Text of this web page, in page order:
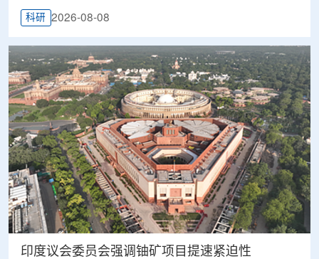
科研 2026-08-08
印度议会委员会强调铀矿项目提速紧迫性